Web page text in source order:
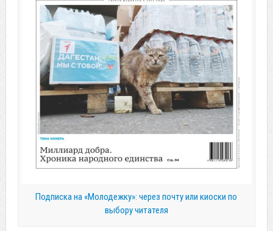
Подписка на «Молодежку»: через почту или киоски по
выбору читателя